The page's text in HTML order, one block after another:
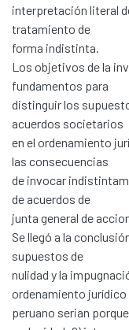
Communities &
All of DSpace
Statistics
Contacto
interpretación literal
tratamiento de
forma indistinta.
Los objetivos de la
fundamentos para
distinguir los
acuerdos societarios
en el ordenamiento
las consecuencias
de invocar
de acuerdos de
junta general de
Se llegó a la
supuestos de
nulidad y la
ordenamiento jurídico
peruano serian